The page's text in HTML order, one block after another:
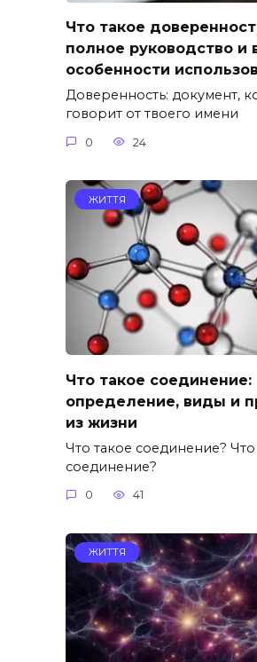
Что такое
полное руководство и
особенности
Доверенность: документ,
говорит от твоего имени
0 24
ЖИТТЯ
Что такое соединение:
определение, виды и
из жизни
Что такое соединение? Что
соединение?
0 41
ЖИТТЯ